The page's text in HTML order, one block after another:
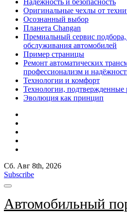
Надежность и безопасность
Оригинальные чехлы от
Осознанный выбор
Планета Changan
Премиальный сервис подбора,
обслуживания автомобилей
Пример страницы
Ремонт автоматических
профессионализм и
Технологии и комфорт
Технологии, подтвержденные
Эволюция как принцип
Сб. Авг 8th, 2026
Subscribe
Автомобильный